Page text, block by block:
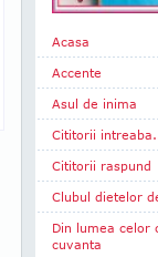
Acasa
Accente
Asul de inima
Cititorii
Cititorii raspund
Clubul dietelor
Din lumea celor
cuvanta